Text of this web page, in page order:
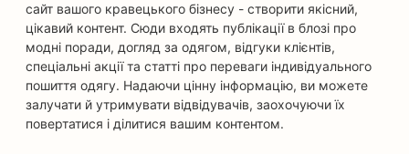
сайт вашого кравецького бізнесу - створити якісний,
цікавий контент. Сюди входять публікації в блозі про
модні поради, догляд за одягом, відгуки клієнтів,
спеціальні акції та статті про переваги індивідуального
пошиття одягу. Надаючи цінну інформацію, ви можете
залучати й утримувати відвідувачів, заохочуючи їх
повертатися і ділитися вашим контентом.